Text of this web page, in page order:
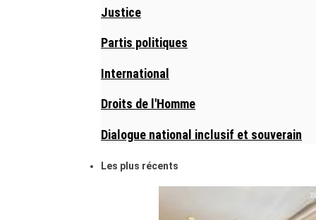
Justice
Partis politiques
International
Droits de l'Homme
Dialogue national inclusif et souverain
Les plus récents